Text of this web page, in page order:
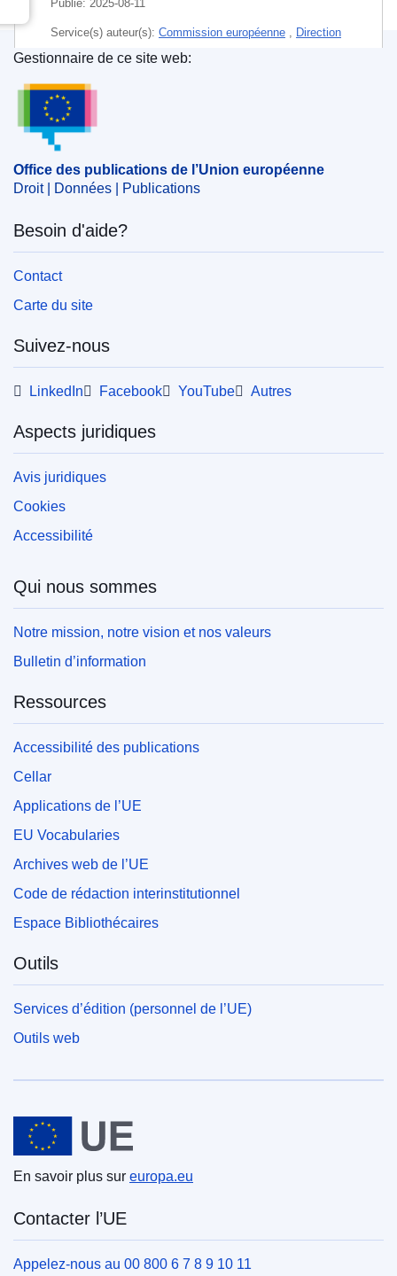
Publié: 2025-08-11
Service(s) auteur(s): Commission européenne , Direction
générale de la concurrence(
Sujet:aide de l'État
d'État
CELEX : 52025AS119380
ELI :C/2025/4528/oj
IMMC : C(2025)4846/4288405
Office des publications de l’Union européenne
Gestionnaire de ce site web:
Office des publications de l’Union européenne
Droit | Données | Publications
Besoin d'aide?
Contact
Carte du site
Suivez-nous
LinkedIn Facebook YouTube Autres
Aspects juridiques
Avis juridiques
Cookies
Accessibilité
Qui nous sommes
Notre mission, notre vision et nos valeurs
Bulletin d’information
Ressources
Accessibilité des publications
Cellar
Applications de l’UE
EU Vocabularies
Archives web de l’UE
Code de rédaction interinstitutionnel
Espace Bibliothécaires
Outils
Services d’édition (personnel de l’UE)
Outils web
Union européenne
En savoir plus sur europa.eu
Contacter l’UE
Appelez-nous au 00 800 6 7 8 9 10 11